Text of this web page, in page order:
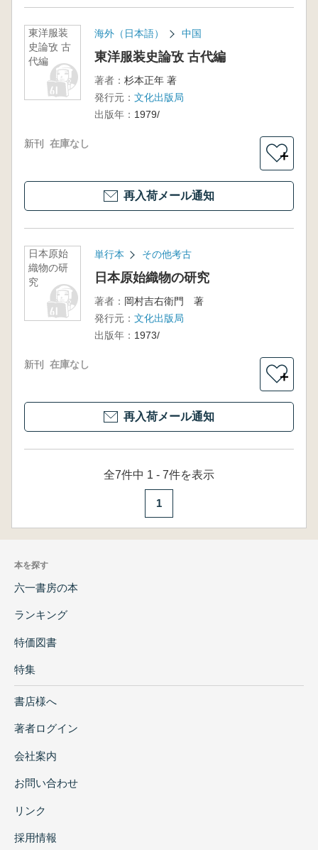
東洋服装
史論攷 古
代編
海外（日本語） 中国
東洋服装史論攷 古代編
著者： 杉本正年 著
発行元： 文化出版局
出版年： 1979/
新刊 在庫なし
＋
再入荷メール通知
日本原始
織物の研
究
単行本 その他考古
日本原始織物の研究
著者： 岡村吉右衛門 著
発行元： 文化出版局
出版年： 1973/
新刊 在庫なし
＋
再入荷メール通知
全7件中 1 - 7件を表示
1
本を探す
六一書房の本
ランキング
特価図書
特集
書店様へ
著者ログイン
会社案内
お問い合わせ
リンク
採用情報